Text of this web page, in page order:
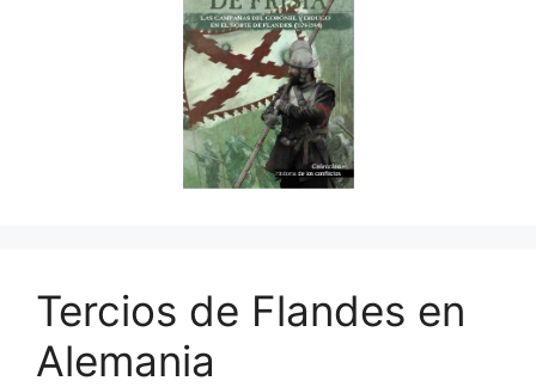
Tercios de Flandes en
Alemania